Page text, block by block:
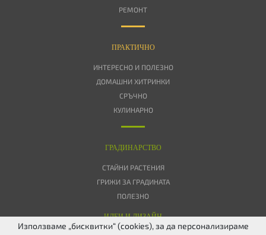
РЕМОНТ
ПРАКТИЧНО
ИНТЕРЕСНО И ПОЛЕЗНО
ДОМАШНИ ХИТРИНКИ
СРЪЧНО
КУЛИНАРНО
ГРАДИНАРСТВО
СТАЙНИ РАСТЕНИЯ
ГРИЖИ ЗА ГРАДИНАТА
ПОЛЕЗНО
ИДЕИ И ДИЗАЙН
Използваме „бисквитки“ (cookies), за да персонализираме